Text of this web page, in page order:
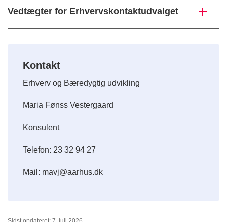
Vedtægter for Erhvervskontaktudvalget
Kontakt
Erhverv og Bæredygtig udvikling
Maria Fønss Vestergaard
Konsulent
Telefon: 23 32 94 27
Mail: mavj@aarhus.dk